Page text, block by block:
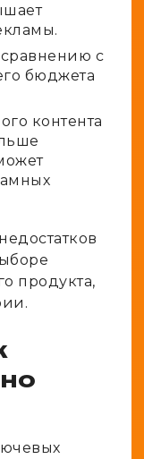
с
бюджета
контента
продукта,